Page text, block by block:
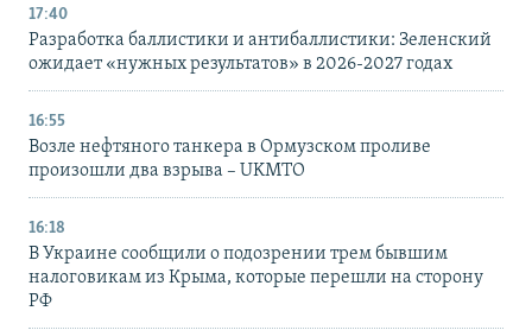
17:40
Разработка баллистики и антибаллистики: Зеленский
ожидает «нужных результатов» в 2026-2027 годах
16:55
Возле нефтяного танкера в Ормузском проливе
произошли два взрыва – UKMTO
16:18
В Украине сообщили о подозрении трем бывшим
налоговикам из Крыма, которые перешли на сторону
РФ